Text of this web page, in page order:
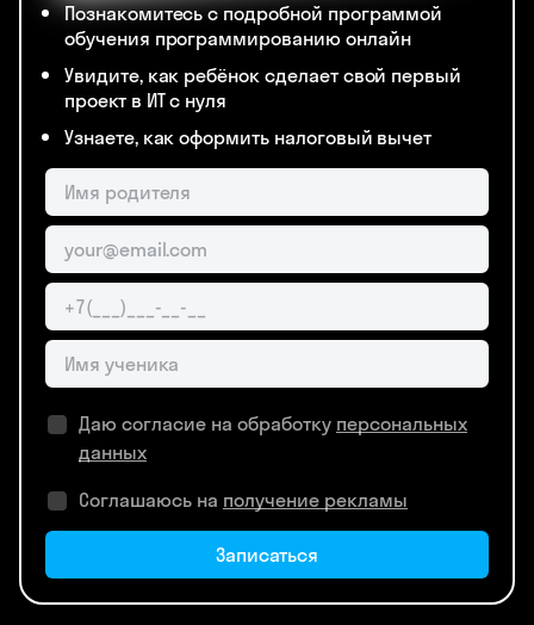
Познакомитесь с подробной программой
обучения программированию онлайн
Увидите, как ребёнок сделает свой первый
проект в ИТ с нуля
Узнаете, как оформить налоговый вычет
Даю согласие на обработку персональных
данных
Соглашаюсь на получение рекламы
Записаться